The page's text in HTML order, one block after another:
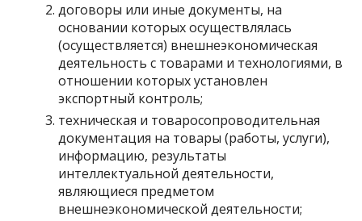
договоры или иные документы, на
основании которых осуществлялась
(осуществляется) внешнеэкономическая
деятельность с товарами и технологиями, в
отношении которых установлен
экспортный контроль;
техническая и товаросопроводительная
документация на товары (работы, услуги),
информацию, результаты
интеллектуальной деятельности,
являющиеся предметом
внешнеэкономической деятельности;